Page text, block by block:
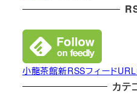
小龍茶館新RSSフィードURL
カテ